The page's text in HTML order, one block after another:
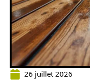
26 juillet 2026